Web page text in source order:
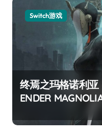
Switch游戏
终焉之玛格诺利亚
ENDER